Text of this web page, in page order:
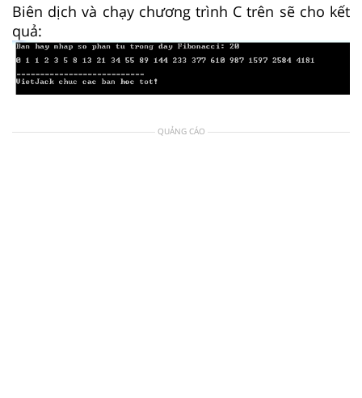
Biên dịch và chạy chương trình C trên sẽ cho kết
quả:
QUẢNG CÁO